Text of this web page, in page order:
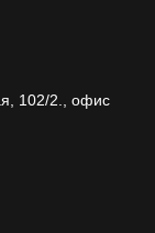
102/2., офис